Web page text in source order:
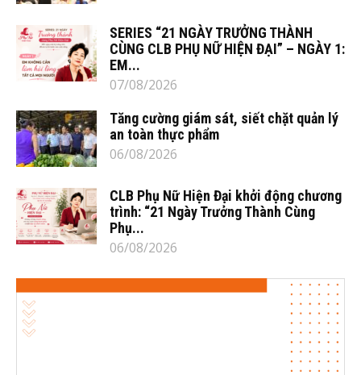
SERIES “21 NGÀY TRƯỞNG THÀNH
CÙNG CLB PHỤ NỮ HIỆN ĐẠI” – NGÀY 1:
EM...
07/08/2026
Tăng cường giám sát, siết chặt quản lý
an toàn thực phẩm
06/08/2026
CLB Phụ Nữ Hiện Đại khởi động chương
trình: “21 Ngày Trưởng Thành Cùng
Phụ...
06/08/2026